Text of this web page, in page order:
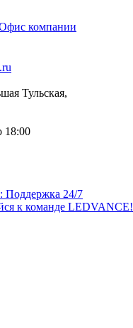
компании
Тульская,
18:00
Поддержка 24/7
к команде LEDVANCE!